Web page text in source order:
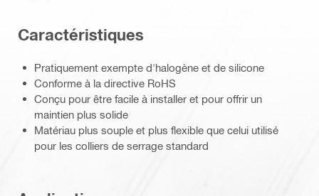
Caractéristiques
Pratiquement exempte d'halogène et de silicone
Conforme à la directive RoHS
Conçu pour être facile à installer et pour offrir un
maintien plus solide
Matériau plus souple et plus flexible que celui utilisé
pour les colliers de serrage standard